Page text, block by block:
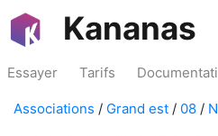
Kananas
Essayer Tarifs
Associations / Grand est / 08 /